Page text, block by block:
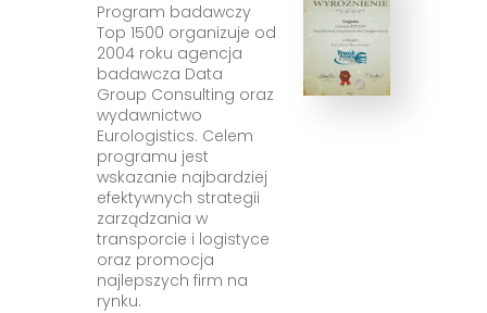
Program badawczy
Top 1500 organizuje od
2004 roku agencja
badawcza Data
Group Consulting oraz
wydawnictwo
Eurologistics. Celem
programu jest
wskazanie najbardziej
efektywnych strategii
zarządzania w
transporcie i logistyce
oraz promocja
najlepszych firm na
rynku.